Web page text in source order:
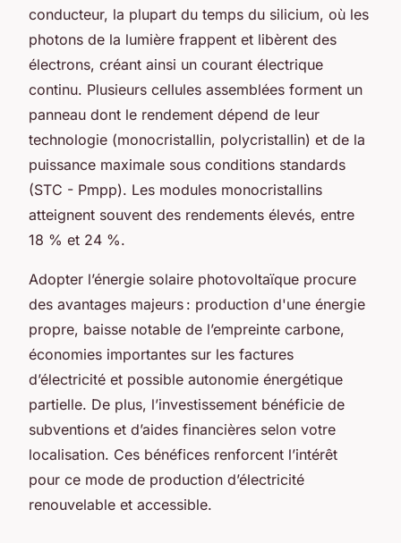
conducteur, la plupart du temps du silicium, où les
photons de la lumière frappent et libèrent des
électrons, créant ainsi un courant électrique
continu. Plusieurs cellules assemblées forment un
panneau dont le rendement dépend de leur
technologie (monocristallin, polycristallin) et de la
puissance maximale sous conditions standards
(STC - Pmpp). Les modules monocristallins
atteignent souvent des rendements élevés, entre
18 % et 24 %.
Adopter l’énergie solaire photovoltaïque procure
des avantages majeurs : production d'une énergie
propre, baisse notable de l’empreinte carbone,
économies importantes sur les factures
d’électricité et possible autonomie énergétique
partielle. De plus, l’investissement bénéficie de
subventions et d’aides financières selon votre
localisation. Ces bénéfices renforcent l’intérêt
pour ce mode de production d’électricité
renouvelable et accessible.